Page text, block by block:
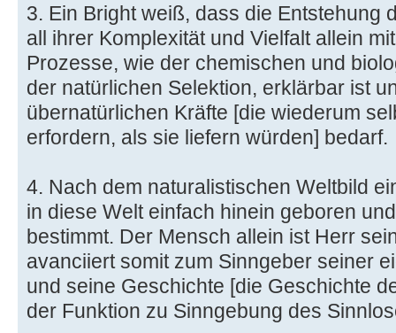
3. Ein Bright weiß, dass die Entstehung
all ihrer Komplexität und Vielfalt allein
Prozesse, wie der chemischen und
der natürlichen Selektion, erklärbar ist
übernatürlichen Kräfte [die wiederum
erfordern, als sie liefern würden] bedarf.
4. Nach dem naturalistischen Weltbild
in diese Welt einfach hinein geboren
bestimmt. Der Mensch allein ist Herr
avanciiert somit zum Sinngeber seiner
und seine Geschichte [die Geschichte
der Funktion zu Sinngebung des